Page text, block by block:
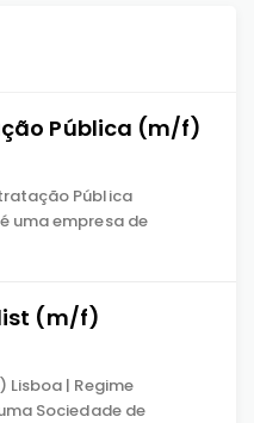
Pública (m/f)
Pública
uma empresa de
(m/f)
| Regime
Sociedade de